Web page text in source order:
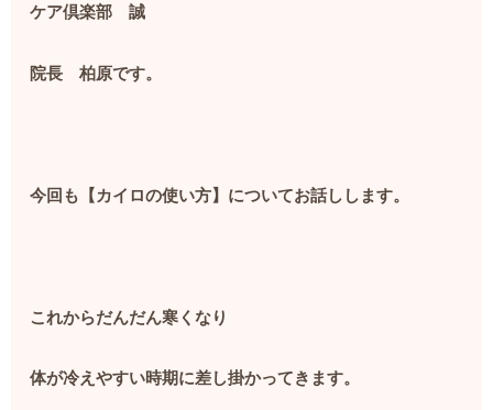
ケア倶楽部 誠
院長 柏原です。
今回も【カイロの使い方】についてお話しします。
これからだんだん寒くなり
体が冷えやすい時期に差し掛かってきます。